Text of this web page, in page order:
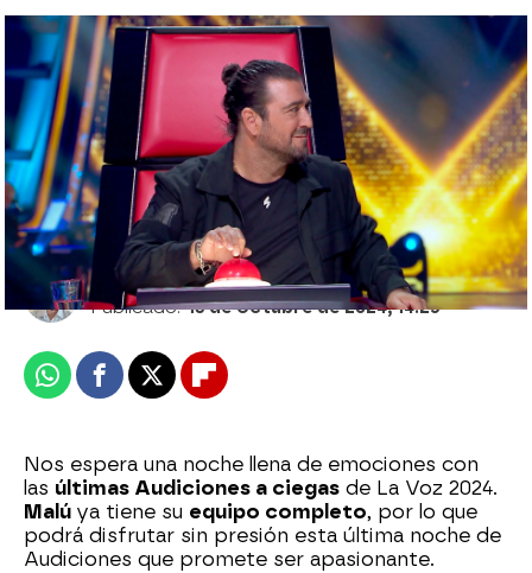
Así le cambió la vida a este talent su paso
por La Voz Kids en 2022: “Soy un nuevo
Manuel”
Julián López
Publicado:13 de octubre de 2024, 14:25
WhatsappFacebook
X Flipboard
Nos espera una noche llena de emociones con
las últimas Audiciones a ciegas de La Voz 2024.
Malú ya tiene su equipo completo, por lo que
podrá disfrutar sin presión esta última noche de
Audiciones que promete ser apasionante.